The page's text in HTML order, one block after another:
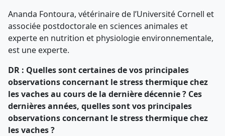
Ananda Fontoura, vétérinaire de l’Université Cornell et
associée postdoctorale en sciences animales et
experte en nutrition et physiologie environnementale,
est une experte.
DR : Quelles sont certaines de vos principales
observations concernant le stress thermique chez
les vaches au cours de la dernière décennie ? Ces
dernières années, quelles sont vos principales
observations concernant le stress thermique chez
les vaches ?